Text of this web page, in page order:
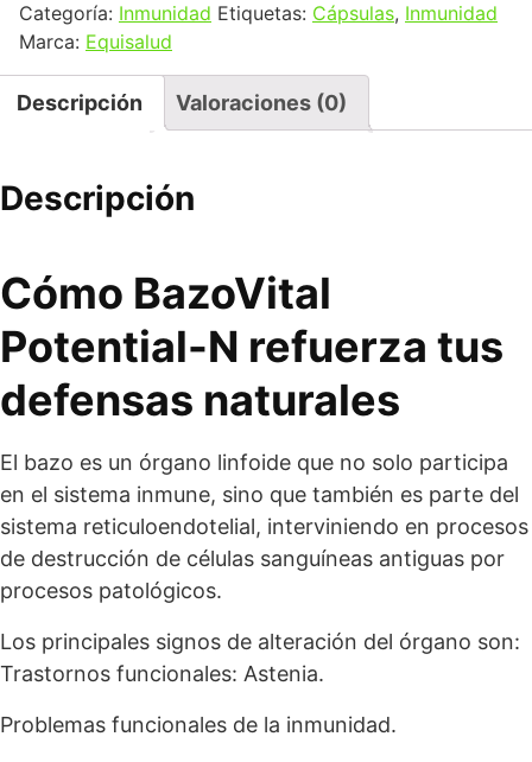
Categoría: Inmunidad Etiquetas: Cápsulas, Inmunidad
Marca: Equisalud
Descripción Valoraciones (0)
Descripción
Cómo BazoVital
Potential-N refuerza tus
defensas naturales
El bazo es un órgano linfoide que no solo participa
en el sistema inmune, sino que también es parte del
sistema reticuloendotelial, interviniendo en procesos
de destrucción de células sanguíneas antiguas por
procesos patológicos.
Los principales signos de alteración del órgano son:
Trastornos funcionales: Astenia.
Problemas funcionales de la inmunidad.